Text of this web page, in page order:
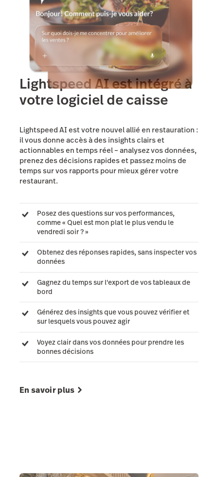
Lightspeed AI est intégré à
votre logiciel de caisse
Lightspeed AI est votre nouvel allié en restauration :
il vous donne accès à des insights clairs et
actionnables en temps réel – analysez vos données,
prenez des décisions rapides et passez moins de
temps sur vos rapports pour mieux gérer votre
restaurant.
Posez des questions sur vos performances,
comme « Quel est mon plat le plus vendu le
vendredi soir ? »
Obtenez des réponses rapides, sans inspecter vos
données
Gagnez du temps sur l'export de vos tableaux de
bord
Générez des insights que vous pouvez vérifier et
sur lesquels vous pouvez agir
Voyez clair dans vos données pour prendre les
bonnes décisions
En savoir plus